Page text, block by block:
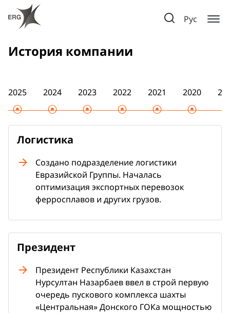
Рус
История компании
Логистика
Создано подразделение логистики
Евразийской Группы. Началась
оптимизация экспортных перевозок
ферросплавов и других грузов.
Президент
Президент Республики Казахстан
Нурсултан Назарбаев ввел в строй первую
очередь пускового комплекса шахты
«Центральная» Донского ГОКа мощностью
2025 2024 2023 2022 2021 2020